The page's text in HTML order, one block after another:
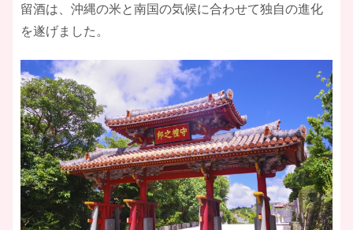
留酒は、沖縄の米と南国の気候に合わせて独自の進化
を遂げました。